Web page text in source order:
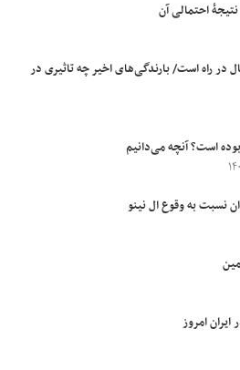
احتمالی آن
در راه است/ بارندگی‌های اخیر چه تاثیری در
است؟ آنچه می‌دانیم
نسبت به وقوع ال نینو
امروز